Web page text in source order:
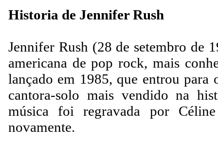
Historia de Jennifer Rush
Jennifer Rush (28 de setembro de
americana de pop rock, mais
lançado em 1985, que entrou
cantora-solo mais vendido na
música foi regravada por
novamente.